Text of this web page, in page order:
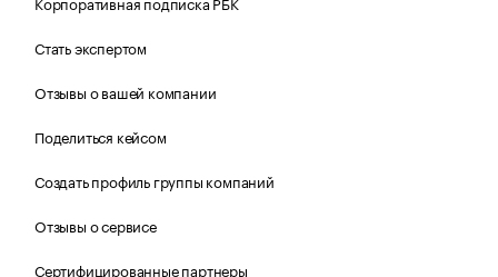
Стать экспертом
Отзывы о вашей компании
Поделиться кейсом
Создать профиль группы компаний
Отзывы о сервисе
Сертифицированные партнеры